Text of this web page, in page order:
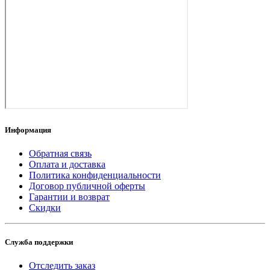
Информация
Обратная связь
Оплата и доставка
Политика конфиденциальности
Договор публичной оферты
Гарантии и возврат
Скидки
Служба поддержки
Отследить заказ